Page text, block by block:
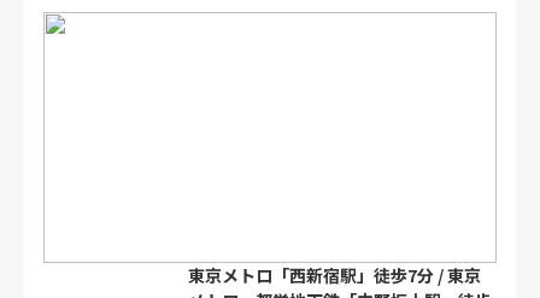
東京メトロ「西新宿駅」徒歩7分 / 東京